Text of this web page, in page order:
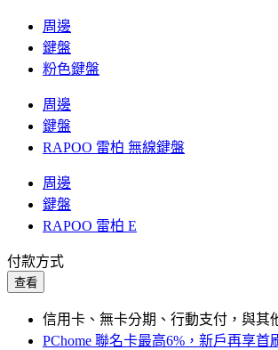
周邊
鍵盤
粉色鍵盤
周邊
鍵盤
RAPOO 雷柏 無線鍵盤
周邊
鍵盤
RAPOO 雷柏 E
付款方式
查看
信用卡、無卡分期、行動支付，與其
PChome 聯名卡最高6%，新戶再享首